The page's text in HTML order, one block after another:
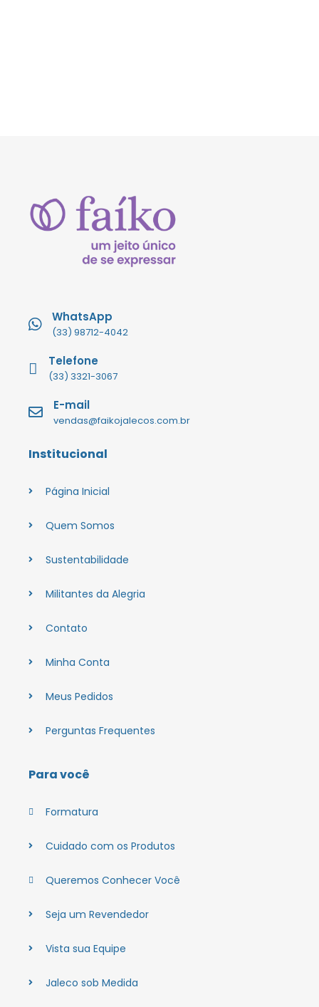
WhatsApp
(33) 98712-4042
Telefone
(33) 3321-3067
E-mail
vendas@faikojalecos.com.br
Institucional
Página Inicial
Quem Somos
Sustentabilidade
Militantes da Alegria
Contato
Minha Conta
Meus Pedidos
Perguntas Frequentes
Para você
Formatura
Cuidado com os Produtos
Queremos Conhecer Você
Seja um Revendedor
Vista sua Equipe
Jaleco sob Medida